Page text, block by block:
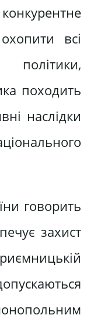
всі
політики,
походить
наслідки
говорить
захист